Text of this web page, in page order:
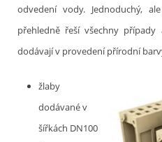
odvedení vody. Jednoduchý,
přehledně řeší všechny případy
dodávají v provedení přírodní
žlaby
dodávané v
šířkách DN100